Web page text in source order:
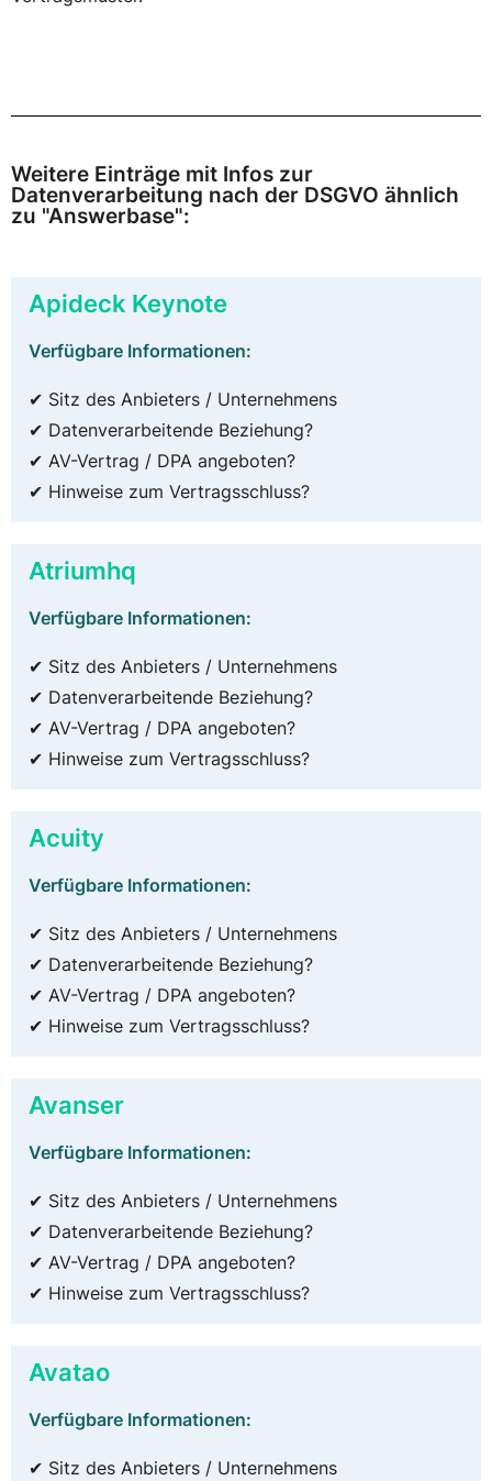
Weitere Einträge mit Infos zur
Datenverarbeitung nach der DSGVO ähnlich
zu "Answerbase":
Apideck Keynote
Verfügbare Informationen:
✔ Sitz des Anbieters / Unternehmens
✔ Datenverarbeitende Beziehung?
✔ AV-Vertrag / DPA angeboten?
✔ Hinweise zum Vertragsschluss?
Atriumhq
Verfügbare Informationen:
✔ Sitz des Anbieters / Unternehmens
✔ Datenverarbeitende Beziehung?
✔ AV-Vertrag / DPA angeboten?
✔ Hinweise zum Vertragsschluss?
Acuity
Verfügbare Informationen:
✔ Sitz des Anbieters / Unternehmens
✔ Datenverarbeitende Beziehung?
✔ AV-Vertrag / DPA angeboten?
✔ Hinweise zum Vertragsschluss?
Avanser
Verfügbare Informationen:
✔ Sitz des Anbieters / Unternehmens
✔ Datenverarbeitende Beziehung?
✔ AV-Vertrag / DPA angeboten?
✔ Hinweise zum Vertragsschluss?
Avatao
Verfügbare Informationen:
✔ Sitz des Anbieters / Unternehmens